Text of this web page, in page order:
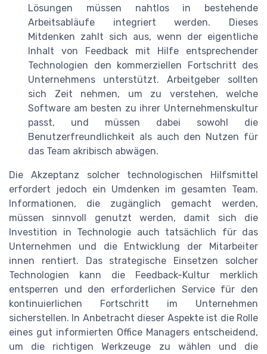
Lösungen müssen nahtlos in bestehende
Arbeitsabläufe integriert werden. Dieses
Mitdenken zahlt sich aus, wenn der eigentliche
Inhalt von Feedback mit Hilfe entsprechender
Technologien den kommerziellen Fortschritt des
Unternehmens unterstützt. Arbeitgeber sollten
sich Zeit nehmen, um zu verstehen, welche
Software am besten zu ihrer Unternehmenskultur
passt, und müssen dabei sowohl die
Benutzerfreundlichkeit als auch den Nutzen für
das Team akribisch abwägen.
Die Akzeptanz solcher technologischen Hilfsmittel
erfordert jedoch ein Umdenken im gesamten Team.
Informationen, die zugänglich gemacht werden,
müssen sinnvoll genutzt werden, damit sich die
Investition in Technologie auch tatsächlich für das
Unternehmen und die Entwicklung der Mitarbeiter
innen rentiert. Das strategische Einsetzen solcher
Technologien kann die Feedback-Kultur merklich
entsperren und den erforderlichen Service für den
kontinuierlichen Fortschritt im Unternehmen
sicherstellen. In Anbetracht dieser Aspekte ist die Rolle
eines gut informierten Office Managers entscheidend,
um die richtigen Werkzeuge zu wählen und die